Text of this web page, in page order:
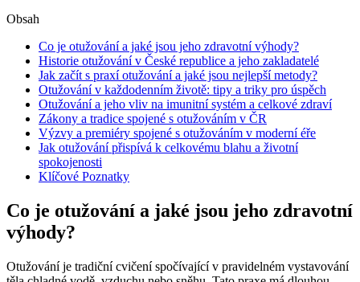
Obsah
Co je otužování a jaké jsou jeho zdravotní výhody?
Historie otužování v České republice a jeho zakladatelé
Jak začít s praxí otužování a jaké jsou nejlepší metody?
Otužování v každodenním životě: tipy a triky pro úspěch
Otužování a jeho vliv na imunitní systém a celkové zdraví
Zákony a tradice spojené s otužováním v ČR
Výzvy a premiéry spojené s otužováním v moderní éře
Jak otužování přispívá k celkovému blahu a životní
spokojenosti
Klíčové Poznatky
Co je otužování a jaké jsou jeho zdravotní
výhody?
Otužování je tradiční cvičení spočívající v pravidelném vystavování